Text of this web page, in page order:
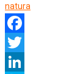
natura
Facebook
Twitter